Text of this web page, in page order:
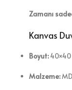
Zamanı
Kanvas
Boyut:40×40
Malzeme: